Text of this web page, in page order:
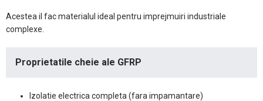
Acestea il fac materialul ideal pentru imprejmuiri industriale
complexe.
Proprietatile cheie ale GFRP
Izolatie electrica completa (fara impamantare)